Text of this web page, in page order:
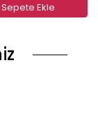
Sepete Ekle